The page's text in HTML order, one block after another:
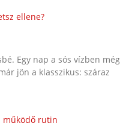
Egy nap a sós vízben még
jön a klasszikus: száraz